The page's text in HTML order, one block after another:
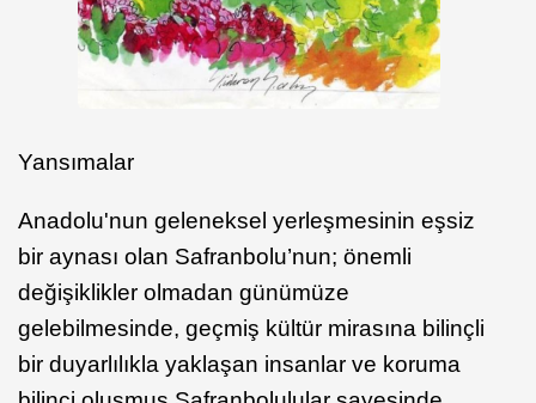
Yansımalar
Anadolu'nun geleneksel yerleşmesinin eşsiz
bir aynası olan Safranbolu’nun; önemli
değişiklikler olmadan günümüze
gelebilmesinde, geçmiş kültür mirasına bilinçli
bir duyarlılıkla yaklaşan insanlar ve koruma